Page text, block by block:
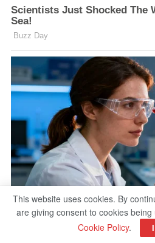
This website uses cookies. By
are giving consent to cookies
Cookie Policy.